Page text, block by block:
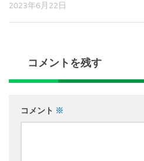
2023年6月22日
コメントを残す
コメント ※